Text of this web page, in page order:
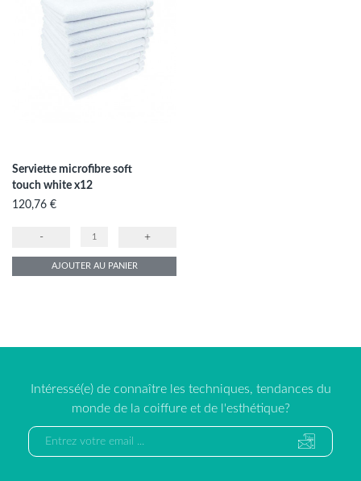
Serviette microfibre soft
touch white x12
Prix
120,76 €
- +
AJOUTER AU PANIER
Intéressé(e) de connaître les techniques, tendances du
monde de la coiffure et de l'esthétique?